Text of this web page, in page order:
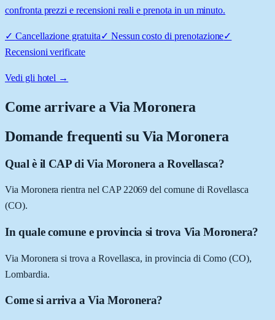
confronta prezzi e recensioni reali e prenota in un minuto.
✓ Cancellazione gratuita✓ Nessun costo di prenotazione✓
Recensioni verificate
Vedi gli hotel →
Come arrivare aVia Moronera
Domande frequenti su Via Moronera
Qual è il CAP di Via Moronera a Rovellasca?
Via Moronera rientra nel CAP 22069 del comune di Rovellasca
(CO).
In quale comune e provincia si trova Via Moronera?
Via Moronera si trova a Rovellasca, in provincia di Como (CO),
Lombardia.
Come si arriva a Via Moronera?